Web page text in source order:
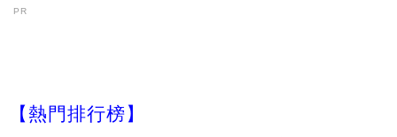
PR
【熱門排行榜】